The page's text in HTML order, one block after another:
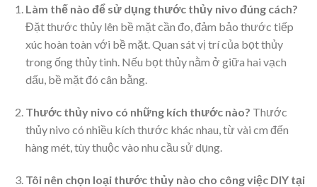
Làm thế nào để sử dụng thước thủy nivo đúng cách?
Đặt thước thủy lên bề mặt cần đo, đảm bảo thước tiếp
xúc hoàn toàn với bề mặt. Quan sát vị trí của bọt thủy
trong ống thủy tinh. Nếu bọt thủy nằm ở giữa hai vạch
dấu, bề mặt đó cân bằng.
Thước thủy nivo có những kích thước nào? Thước
thủy nivo có nhiều kích thước khác nhau, từ vài cm đến
hàng mét, tùy thuộc vào nhu cầu sử dụng.
Tôi nên chọn loại thước thủy nào cho công việc DIY tại